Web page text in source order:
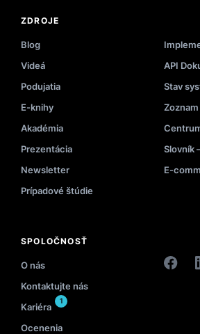
ZDROJE
Blog
Videá
API
Podujatia
Stav
E-knihy
Akadémia
Prezentácia
Slovník
Newsletter
E-
Prípadové štúdie
SPOLOČNOSŤ
O nás
Kontaktujte nás
Kariéra
1
Ocenenia